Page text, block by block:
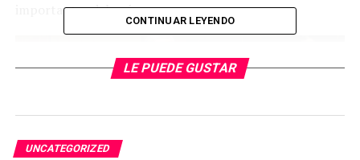
importantes del país.
CONTINUAR LEYENDO
LE PUEDE GUSTAR
UNCATEGORIZED